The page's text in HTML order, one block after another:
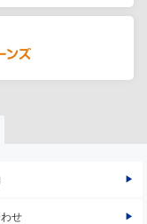
せ